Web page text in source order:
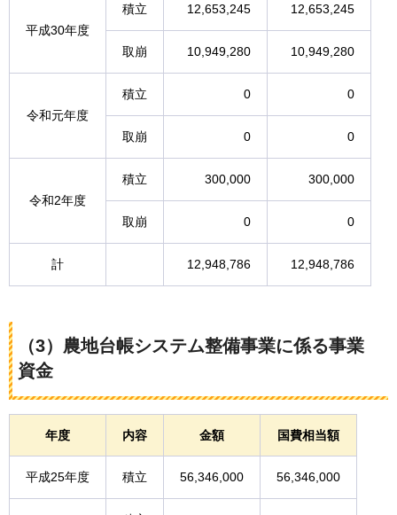
平成30年度
積立 12,653,245 12,653,245
取崩 10,949,280 10,949,280
令和元年度
積立 0 0
取崩 0 0
令和2年度
積立 300,000 300,000
取崩 0 0
計 12,948,786 12,948,786
（3）農地台帳システム整備事業に係る事業
資金
年度 内容 金額 国費相当額
平成25年度 積立 56,346,000 56,346,000